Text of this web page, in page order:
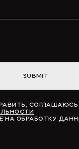
SUBMIT
СОГЛАШАЮСЬ
НА ОБРАБОТКУ